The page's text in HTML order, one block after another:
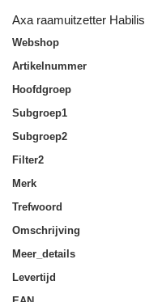
Axa raamuitzetter Habilis
Webshop
Artikelnummer
Hoofdgroep
Subgroep1
Subgroep2
Filter2
Merk
Trefwoord
Omschrijving
Meer_details
Levertijd